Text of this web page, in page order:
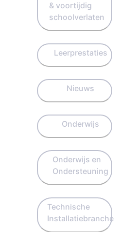
& voortijdig
schoolverlaten
Leerprestaties
Nieuws
Onderwijs
Onderwijs en
Ondersteuning
Technische
Installatiebranche